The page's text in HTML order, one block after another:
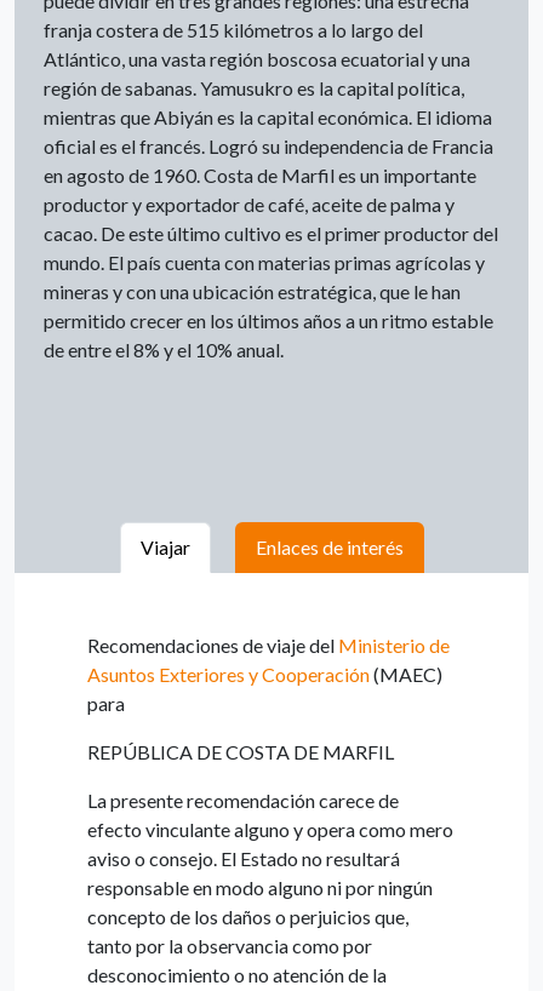
franja costera de 515 kilómetros a lo largo del
Atlántico, una vasta región boscosa ecuatorial y una
región de sabanas. Yamusukro es la capital política,
mientras que Abiyán es la capital económica. El idioma
oficial es el francés. Logró su independencia de Francia
en agosto de 1960. Costa de Marfil es un importante
productor y exportador de café, aceite de palma y
cacao. De este último cultivo es el primer productor del
mundo. El país cuenta con materias primas agrícolas y
mineras y con una ubicación estratégica, que le han
permitido crecer en los últimos años a un ritmo estable
de entre el 8% y el 10% anual.
Viajar Enlaces de interés
Recomendaciones de viaje del Ministerio de
Asuntos Exteriores y Cooperación(MAEC)
para
REPÚBLICA DE COSTA DE MARFIL
La presente recomendación carece de
efecto vinculante alguno y opera como mero
aviso o consejo. El Estado no resultará
responsable en modo alguno ni por ningún
concepto de los daños o perjuicios que,
tanto por la observancia como por
desconocimiento o no atención de la